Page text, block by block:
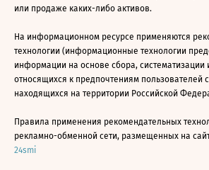
или продаже каких-либо активов.
На информационном ресурсе применяются
технологии (информационные технологии
информации на основе сбора, систематизации
относящихся к предпочтениям пользователей
находящихся на территории Российской
Правила применения рекомендательных
рекламно-обменной сети, размещенных на
24smi